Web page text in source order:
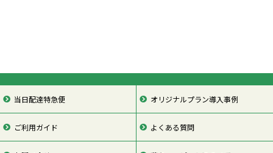
当日配達特急便 オリジナルプラン導入事例
ご利用ガイド よくある質問